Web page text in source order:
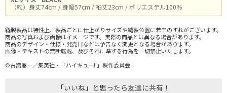
（約）身丈74cm / 身幅57cm / 袖丈23cm / ポリエステル100％
縫製製品は特性上、製品ごとに仕上がりサイズや縫製位置に若干のずれがございます。
商品の写真および画像はイメージです。実際の商品とは異なる場合があります。
商品のデザイン・仕様・発売日などは予告なく変更となる場合があります。
画像・テキストの無断転載、及びそれに準ずる行為を一切禁止いたします。
©古舘春一／集英社・「ハイキュー!!」製作委員会
「いいね」と思ったら友達に共有！